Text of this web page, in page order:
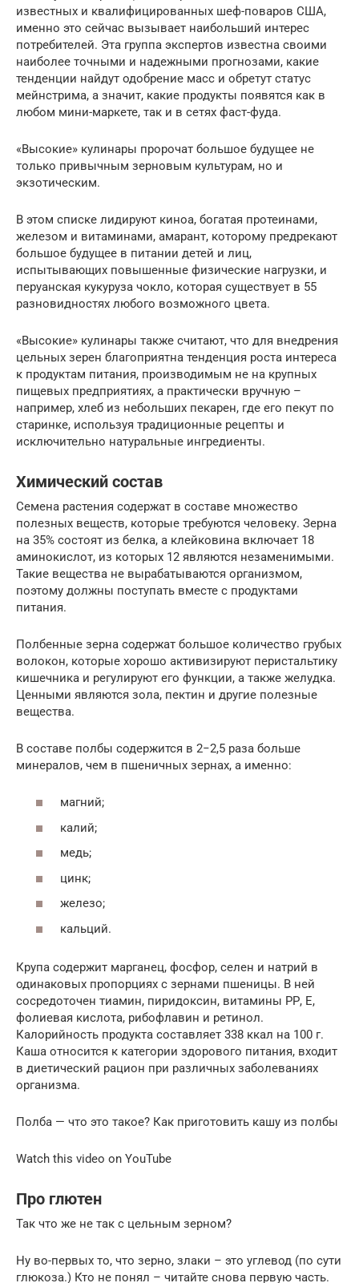
известных и квалифицированных шеф-поваров США,
именно это сейчас вызывает наибольший интерес
потребителей. Эта группа экспертов известна своими
наиболее точными и надежными прогнозами, какие
тенденции найдут одобрение масс и обретут статус
мейнстрима, а значит, какие продукты появятся как в
любом мини-маркете, так и в сетях фаст-фуда.
«Высокие» кулинары пророчат большое будущее не
только привычным зерновым культурам, но и
экзотическим.
В этом списке лидируют киноа, богатая протеинами,
железом и витаминами, амарант, которому предрекают
большое будущее в питании детей и лиц,
испытывающих повышенные физические нагрузки, и
перуанская кукуруза чокло, которая существует в 55
разновидностях любого возможного цвета.
«Высокие» кулинары также считают, что для внедрения
цельных зерен благоприятна тенденция роста интереса
к продуктам питания, производимым не на крупных
пищевых предприятиях, а практически вручную –
например, хлеб из небольших пекарен, где его пекут по
старинке, используя традиционные рецепты и
исключительно натуральные ингредиенты.
Химический состав
Семена растения содержат в составе множество
полезных веществ, которые требуются человеку. Зерна
на 35% состоят из белка, а клейковина включает 18
аминокислот, из которых 12 являются незаменимыми.
Такие вещества не вырабатываются организмом,
поэтому должны поступать вместе с продуктами
питания.
Полбенные зерна содержат большое количество грубых
волокон, которые хорошо активизируют перистальтику
кишечника и регулируют его функции, а также желудка.
Ценными являются зола, пектин и другие полезные
вещества.
В составе полбы содержится в 2−2,5 раза больше
минералов, чем в пшеничных зернах, а именно:
магний;
калий;
медь;
цинк;
железо;
кальций.
Крупа содержит марганец, фосфор, селен и натрий в
одинаковых пропорциях с зернами пшеницы. В ней
сосредоточен тиамин, пиридоксин, витамины РР, Е,
фолиевая кислота, рибофлавин и ретинол.
Калорийность продукта составляет 338 ккал на 100 г.
Каша относится к категории здорового питания, входит
в диетический рацион при различных заболеваниях
организма.
Полба — что это такое? Как приготовить кашу из полбы
Watch this video on YouTube
Про глютен
Так что же не так с цельным зерном?
Ну во-первых то, что зерно, злаки – это углевод (по сути
глюкоза.) Кто не понял – читайте снова первую часть.